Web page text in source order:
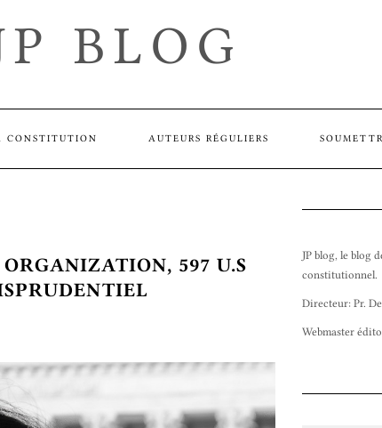
BLOG
CONSTITUTION AUTEURS RÉGULIERS
597 U.S
JP blog, le blog
constitutionnel.
Directeur: Pr.
Webmaster